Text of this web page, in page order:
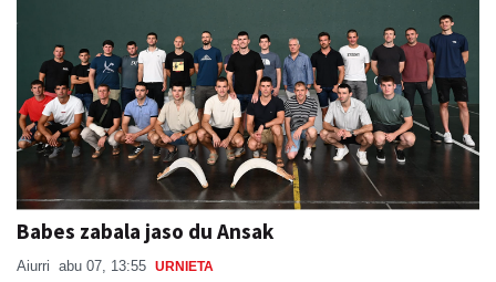
Babes zabala jaso du Ansak
Aiurri abu 07, 13:55 URNIETA